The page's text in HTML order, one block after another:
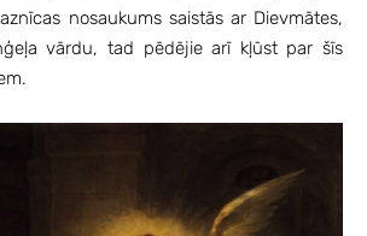
nosaukums saistās ar Dievmātes,
vārdu, tad pēdējie arī kļūst par šīs